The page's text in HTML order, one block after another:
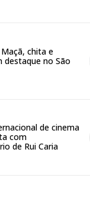
Maçã, chita e
destaque no São
de cinema
com
de Rui Caria